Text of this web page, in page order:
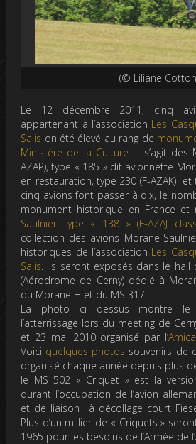
(© Liliane
Le 12 décembre 2011, cinq
appartenant à l’association Les
Salis on été élevé au rang de
Ministère de la Culture. Il s’agit des
AZAP), type « 185 » dit avionnette
en restauration, type 230 (F-AZAK) et
cinq avions font passer à dix, le
monument historique en France et
Saulnier type « 138 » (F-AZAJ
collection des avions Morane-
historiques de l’association Les
Salis. Ils seront exposés dans le hall
(Aérodrome de Cerny) dédié à
du Morane H et du MS 317.
La photo ci dessus montre le
l’atterrissage lors du meeting de
et 23 mai 2010 organisé par l’
Voici quelques photos souvenirs de
organisé chaque année depuis plus
le MS 502 « Criquet » est la
durant l’occupation de l’avion
et de liaison à décollage court
Plus d’un millier de « Criquets »
1965 pour les besoins de l’Armée de